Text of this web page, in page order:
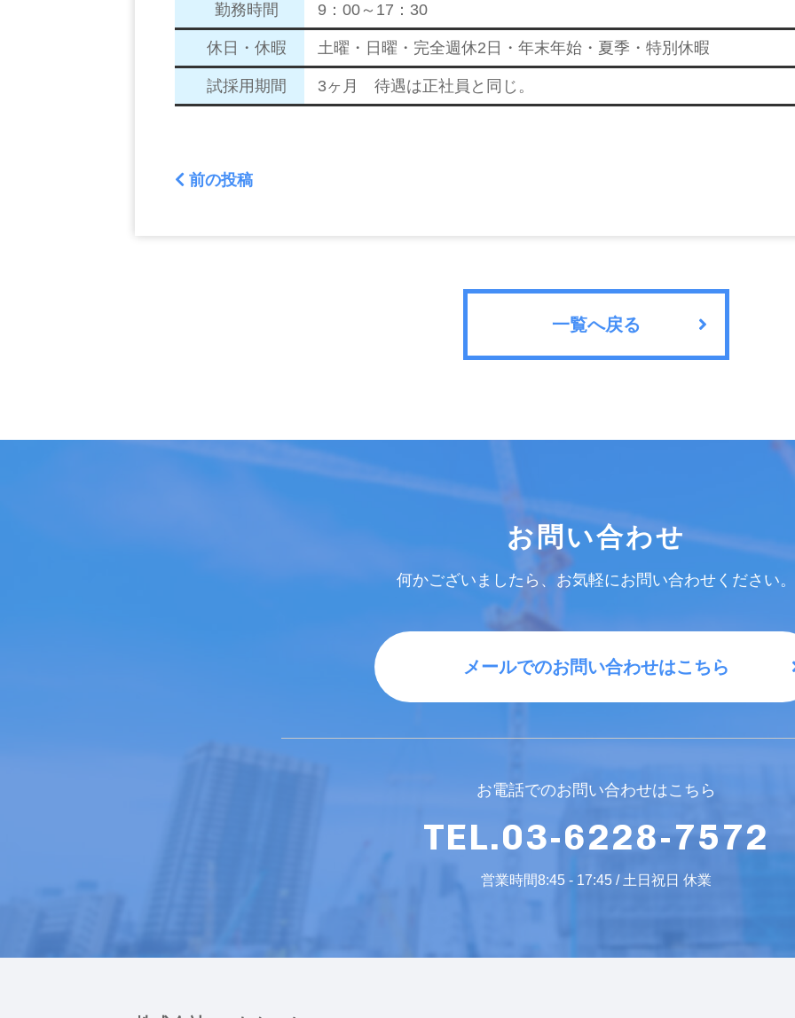
勤務時間 9：00～17：30
休日・休暇 土曜・日曜・完全週休2日・年末年始・夏季・特別休暇
試採用期間 3ヶ月 待遇は正社員と同じ。
前の投稿
一覧へ戻る
お問い合わせ
何かございましたら、お気軽にお問い合わせください。
メールでのお問い合わせはこちら
お電話でのお問い合わせはこちら
TEL.03-6228-7572
営業時間8:45 - 17:45 / 土日祝日 休業